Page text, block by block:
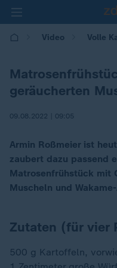
Video Volle
geräucherten
09.08.2022 | 09:05
Armin Roßmeier ist
zaubert dazu passend
Matrosenfrühstück mit
Muscheln und
Zutaten (für vier
500 g Kartoffeln,